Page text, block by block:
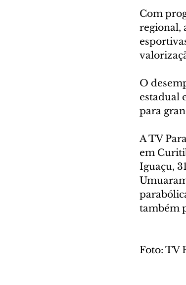
Com
regional,
O
estadual
para
A TV
em
Iguaçu,
também
Foto: TV